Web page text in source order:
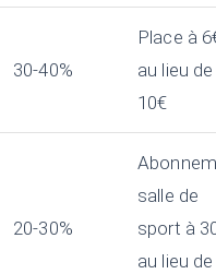
30-40%
Place à
au lieu de
10€
20-30%
salle de
sport à
au lieu de